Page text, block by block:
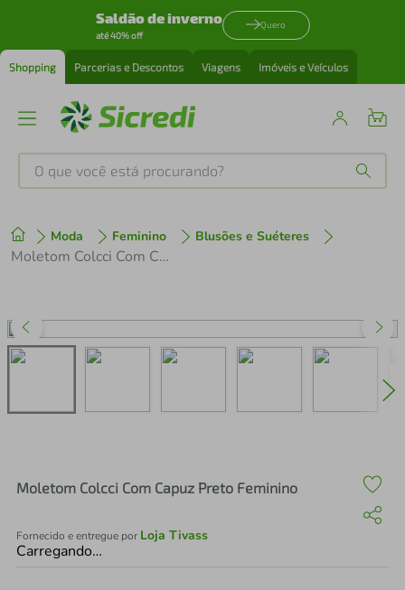
Saldão de inverno
até 40% off
Quero
Shopping Parcerias e Descontos Viagens Imóveis e Veículos
O que você está procurando?
Moda Feminino Blusões e Suéteres
Moletom Colcci Com Capuz Preto Feminino
Moletom Colcci Com Capuz Preto Feminino
Fornecido e entregue por Loja Tivass
Carregando…
1º tenis
perfume